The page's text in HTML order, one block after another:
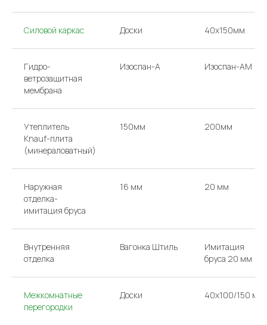
Силовой каркас Доски 40х150мм
Гидро-
ветрозащитная
мембрана
Изоспан-A Изоспан-AM
Утеплитель
Knauf-плита
(минераловатный)
150мм 200мм
Наружная
отделка-
имитация бруса
16 мм 20 мм
Внутренняя
отделка
Вагонка Штиль
Имитация
бруса 20 мм
Межкомнатные
перегородки
Доски 40х100/150 мм